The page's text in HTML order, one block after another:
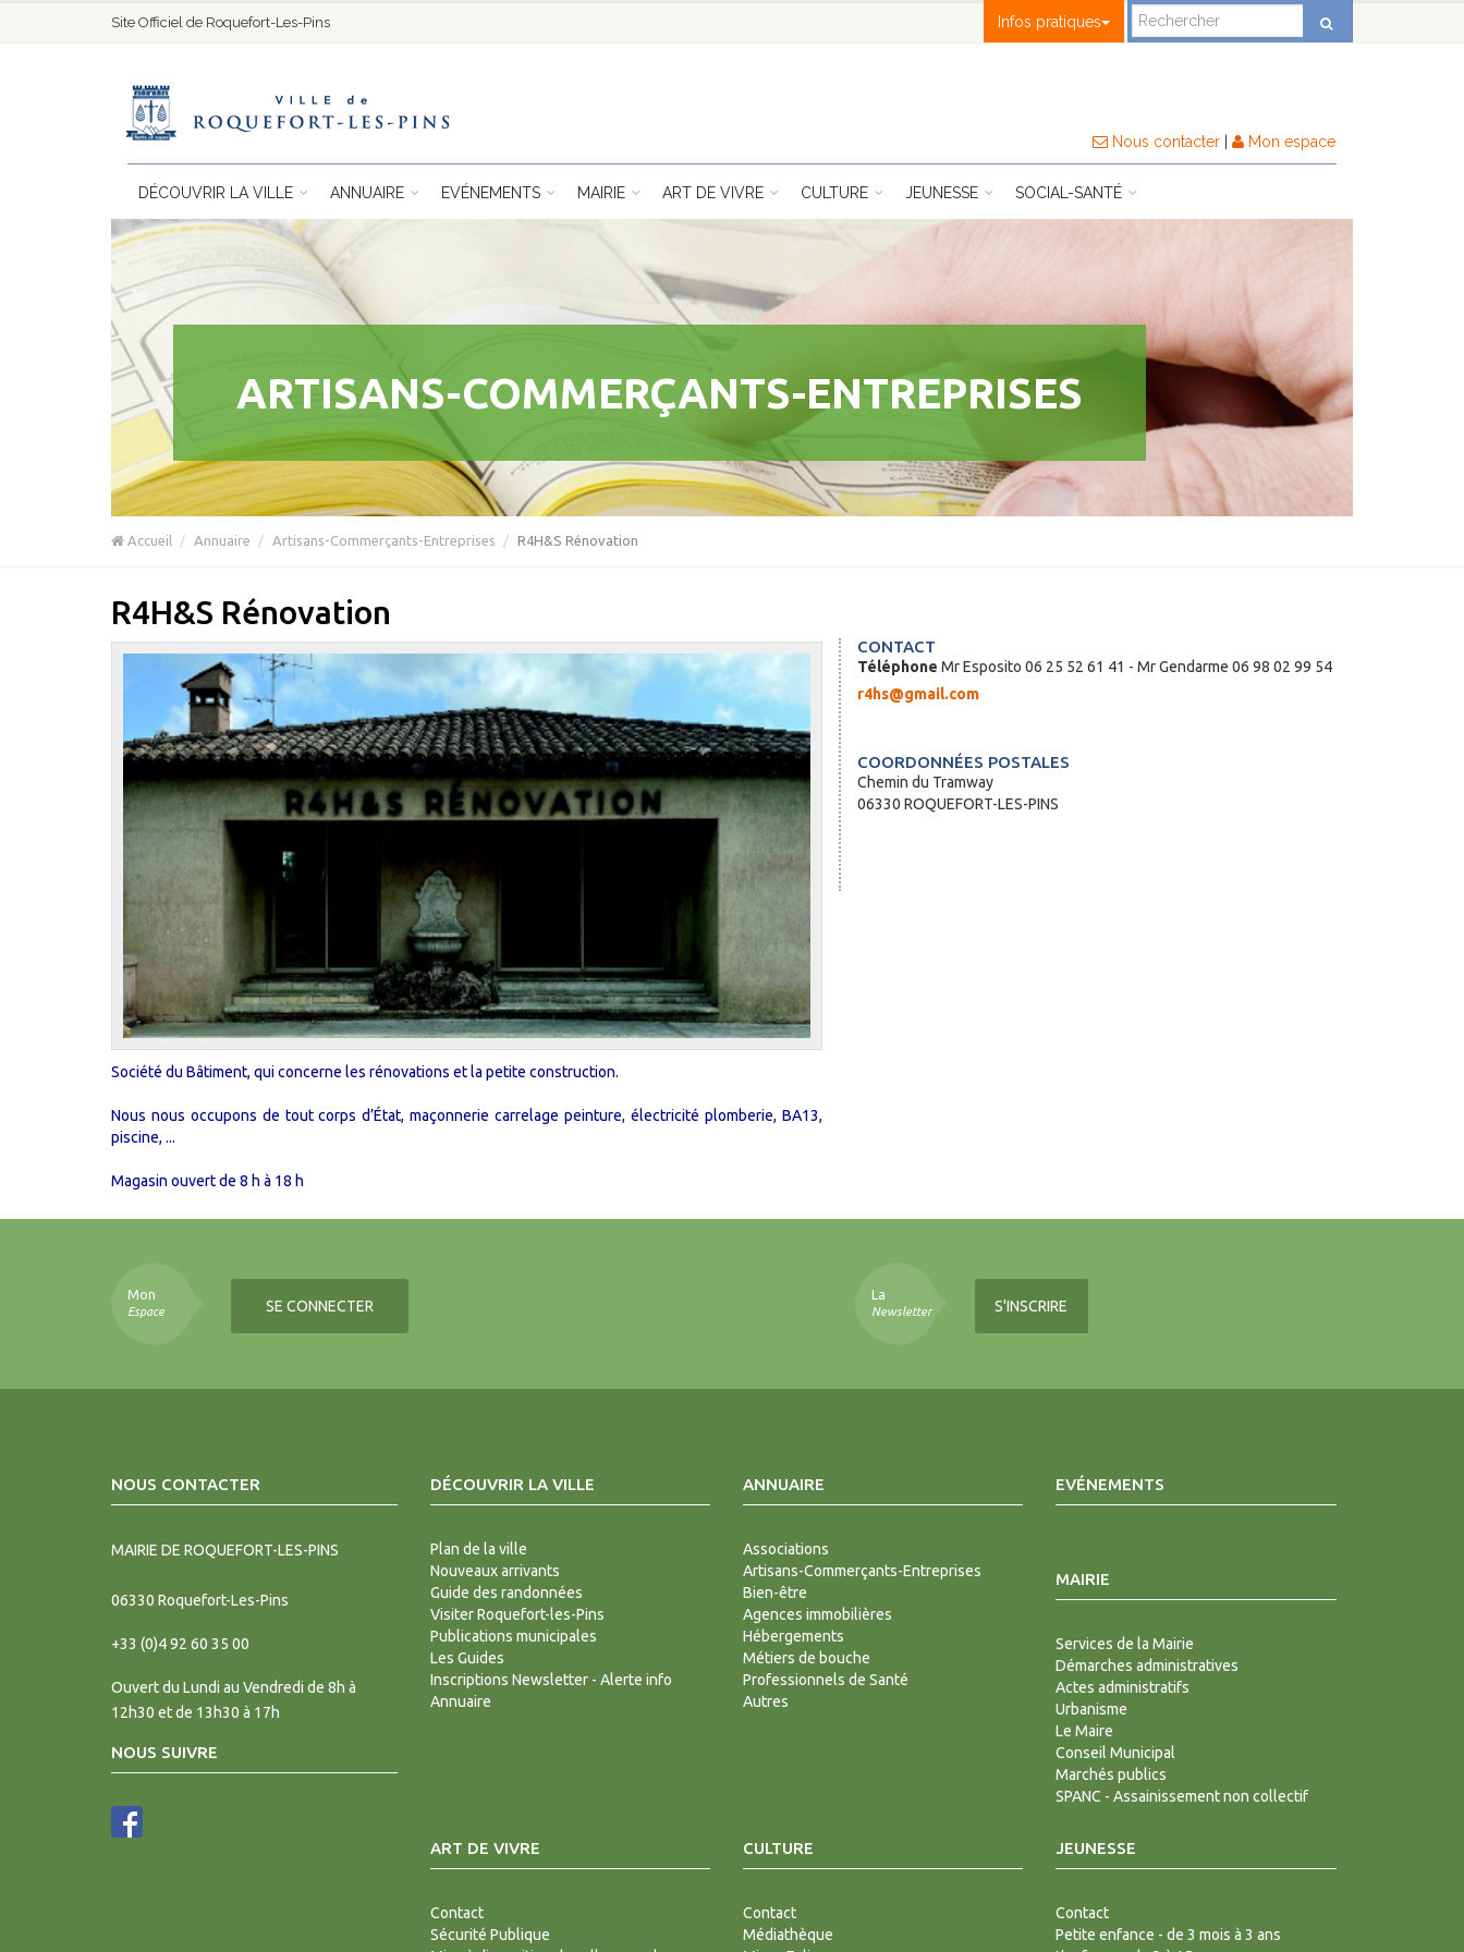
Site Officiel de Roquefort-Les-Pins Infos pratiques
Nous contacter Mon espace
DÉCOUVRIR LA VILLE ANNUAIRE EVÉNEMENTS MAIRIE ART DE VIVRE CULTURE JEUNESSE SOCIAL-SANTÉ
ARTISANS-COMMERÇANTS-ENTREPRISES
Accueil Annuaire Artisans-Commerçants-Entreprises R4H&S Rénovation
R4H&S Rénovation
Société du Bâtiment, qui concerne les rénovations et la petite construction.
Nous nous occupons de tout corps d’État, maçonnerie carrelage peinture, électricité plomberie, BA13,
piscine, ...
Magasin ouvert de 8 h à 18 h
CONTACT
Téléphone Mr Esposito 06 25 52 61 41 - Mr Gendarme 06 98 02 99 54
r4hs@gmail.com
COORDONNÉES POSTALES
Chemin du Tramway
06330 ROQUEFORT-LES-PINS
Mon
Espace SE CONNECTER
La
Newsletter
NOUS CONTACTER
MAIRIE DE ROQUEFORT-LES-PINS
06330 Roquefort-Les-Pins
+33 (0)4 92 60 35 00
Ouvert du Lundi au Vendredi de 8h à
12h30 et de 13h30 à 17h
NOUS SUIVRE
DÉCOUVRIR LA VILLE
Plan de la ville
Nouveaux arrivants
Guide des randonnées
Visiter Roquefort-les-Pins
Publications municipales
Les Guides
Inscriptions Newsletter - Alerte info
Annuaire
ANNUAIRE
Associations
Artisans-Commerçants-Entreprises
Bien-être
Agences immobilières
Hébergements
Métiers de bouche
Professionnels de Santé
Autres
EVÉNEMENTS
MAIRIE
Services de la Mairie
Démarches administratives
Actes administratifs
Urbanisme
Le Maire
Conseil Municipal
Marchés publics
SPANC - Assainissement non collectif
ART DE VIVRE
Contact
Sécurité Publique
CULTURE
Contact
Médiathèque
JEUNESSE
Contact
Petite enfance - de 3 mois à 3 ans